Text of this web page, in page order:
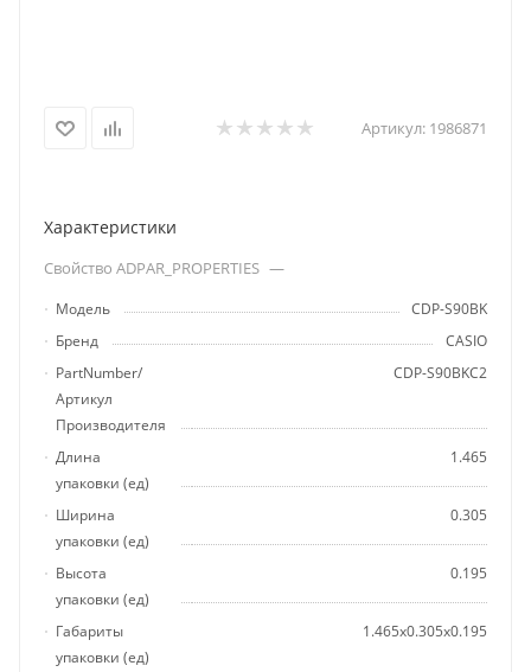
Артикул: 1986871
Характеристики
Свойство ADPAR_PROPERTIES —
Модель
CDP-S90BK
Бренд
CASIO
PartNumber/
Артикул
Производителя
CDP-S90BKC2
Длина
упаковки (ед)
1.465
Ширина
упаковки (ед)
0.305
Высота
упаковки (ед)
0.195
Габариты
упаковки (ед)
1.465x0.305x0.195